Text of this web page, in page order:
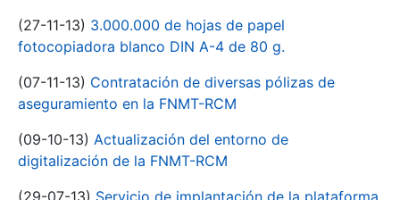
(27-11-13) 3.000.000 de hojas de papel
fotocopiadora blanco DIN A-4 de 80 g.
(07-11-13) Contratación de diversas pólizas de
aseguramiento en la FNMT-RCM
(09-10-13) Actualización del entorno de
digitalización de la FNMT-RCM